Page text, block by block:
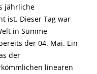
jährliche
ist. Dieser Tag war
in Summe
der 04. Mai. Ein
der
linearen